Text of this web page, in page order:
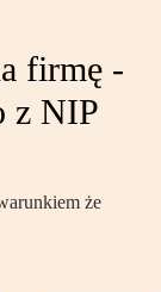
firmę -
z NIP
że